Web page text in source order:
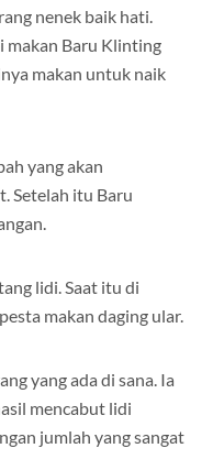
nenek baik hati.
makan Baru Klinting
makan untuk naik
yang akan
Setelah itu Baru
lidi. Saat itu di
makan daging ular.
yang ada di sana. Ia
mencabut lidi
jumlah yang sangat